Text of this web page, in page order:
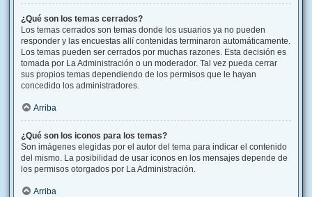
¿Qué son los temas cerrados?
Los temas cerrados son temas donde los usuarios ya no pueden
responder y las encuestas allí contenidas terminaron automáticamente.
Los temas pueden ser cerrados por muchas razones. Esta decisión es
tomada por La Administración o un moderador. Tal vez pueda cerrar
sus propios temas dependiendo de los permisos que le hayan
concedido los administradores.
Arriba
¿Qué son los iconos para los temas?
Son imágenes elegidas por el autor del tema para indicar el contenido
del mismo. La posibilidad de usar iconos en los mensajes depende de
los permisos otorgados por La Administración.
Arriba